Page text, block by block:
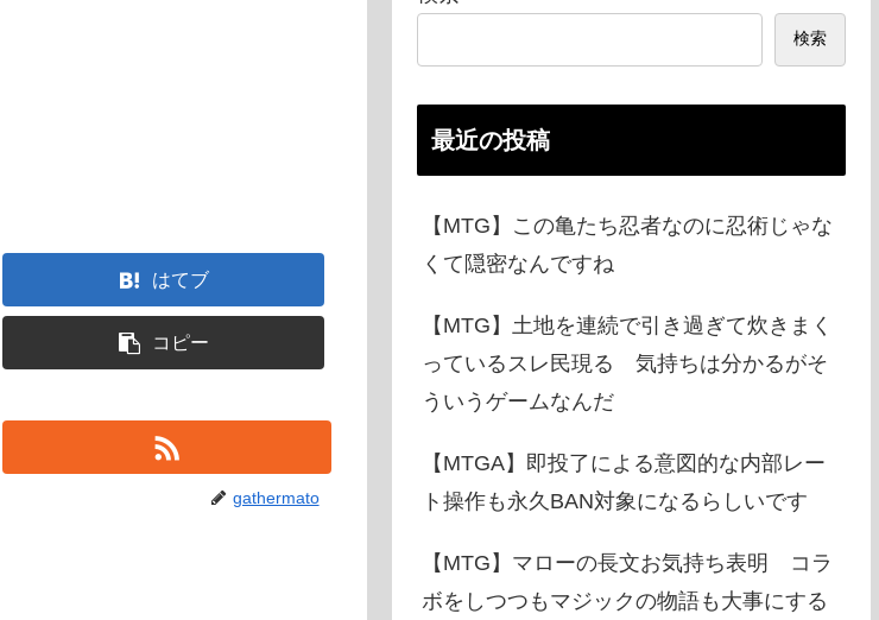
はてブ
コピー
gathermato
検索
最近の投稿
【MTG】この亀たち忍者なのに忍術じゃな
くて隠密なんですね
【MTG】土地を連続で引き過ぎて炊きまく
っているスレ民現る 気持ちは分かるがそ
ういうゲームなんだ
【MTGA】即投了による意図的な内部レー
ト操作も永久BAN対象になるらしいです
【MTG】マローの長文お気持ち表明 コラ
ボをしつつもマジックの物語も大事にする